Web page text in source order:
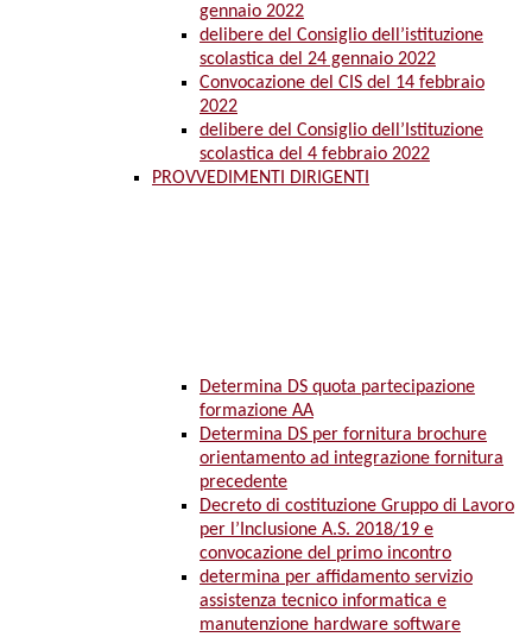
gennaio 2022
delibere del Consiglio dell’istituzione
scolastica del 24 gennaio 2022
Convocazione del CIS del 14 febbraio
2022
delibere del Consiglio dell’Istituzione
scolastica del 4 febbraio 2022
PROVVEDIMENTI DIRIGENTI
Determina DS quota partecipazione
formazione AA
Determina DS per fornitura brochure
orientamento ad integrazione fornitura
precedente
Decreto di costituzione Gruppo di Lavoro
per l’Inclusione A.S. 2018/19 e
convocazione del primo incontro
determina per affidamento servizio
assistenza tecnico informatica e
manutenzione hardware software